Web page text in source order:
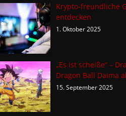
Krypto-freundliche
entdecken
1. Oktober 2025
„Es ist scheiße“ –
Dragon Ball Daima
15. September 2025